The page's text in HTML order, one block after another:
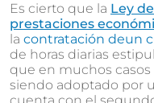
Es cierto que la Ley
prestaciones
la contratación deun
de horas diarias
que en muchos casos
siendo adoptado por